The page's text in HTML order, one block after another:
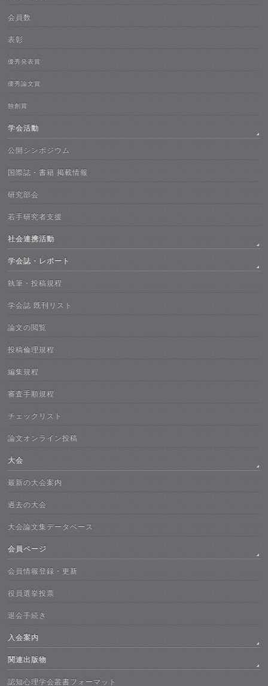
会員数
表彰
優秀発表賞
優秀論文賞
独創賞
学会活動
公開シンポジウム
国際誌・書籍 掲載情報
研究部会
若手研究者支援
社会連携活動
学会誌・レポート
執筆・投稿規程
学会誌 既刊リスト
論文の閲覧
投稿倫理規程
編集規程
審査手順規程
チェックリスト
論文オンライン投稿
大会
最新の大会案内
過去の大会
大会論文集データベース
会員ページ
会員情報登録・更新
役員選挙投票
退会手続き
入会案内
関連出版物
認知心理学会叢書フォーマット